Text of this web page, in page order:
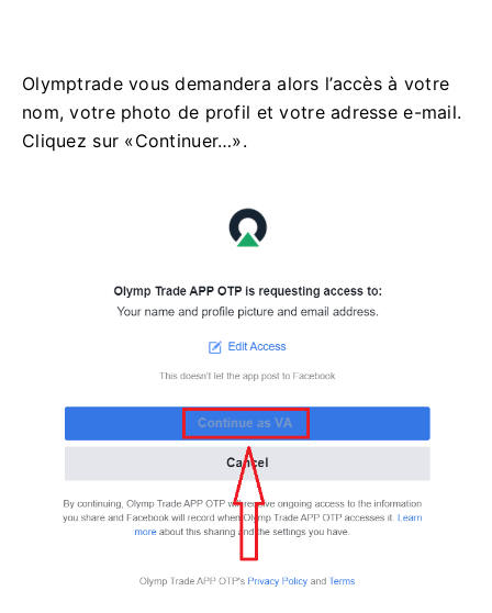
Olymptrade vous demandera alors l’accès à votre
nom, votre photo de profil et votre adresse e-mail.
Cliquez sur «Continuer…».